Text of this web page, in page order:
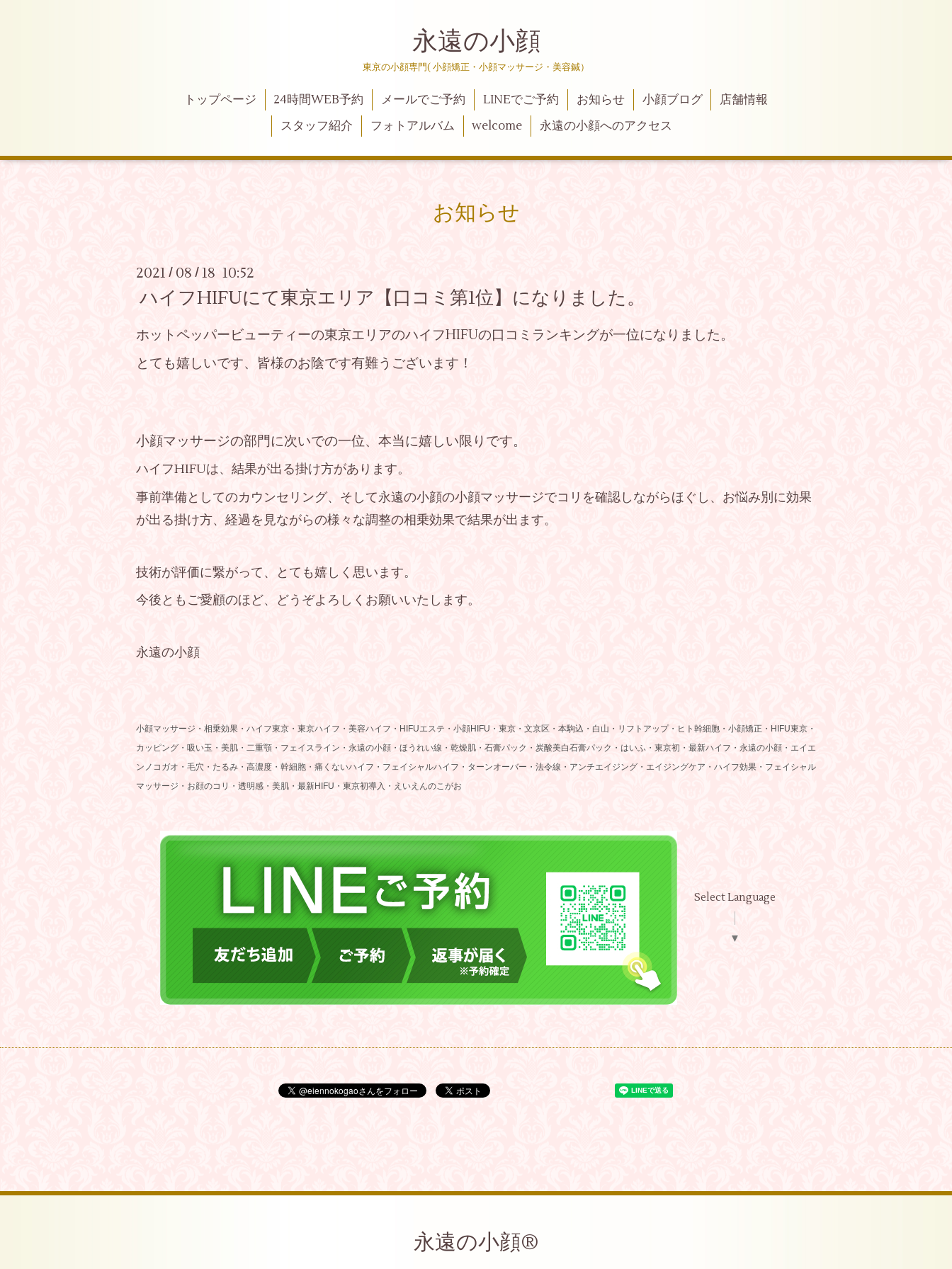
永遠の小顔
東京の小顔専門( 小顔矯正・小顔マッサージ・美容鍼）
トップページ 24時間WEB予約 メールでご予約 LINEでご予約 お知らせ 小顔ブログ
店舗情報
スタッフ紹介
フォトアルバム welcome 永遠の小顔へのアクセス
お知らせ
2021 / 08 / 18 10:52
ハイフHIFUにて東京エリア【口コミ第1位】になりました。
ホットペッパービューティーの東京エリアのハイフHIFUの口コミランキングが一位になりました。
とても嬉しいです、皆様のお陰です有難うございます！
小顔マッサージの部門に次いでの一位、本当に嬉しい限りです。
ハイフHIFUは、結果が出る掛け方があります。
事前準備としてのカウンセリング、そして永遠の小顔の小顔マッサージでコリを確認しながらほぐし、お悩み別に効果
が出る掛け方、経過を見ながらの様々な調整の相乗効果で結果が出ます。
技術が評価に繋がって、とても嬉しく思います。
今後ともご愛顧のほど、どうぞよろしくお願いいたします。
永遠の小顔
小顔マッサージ・相乗効果・ハイフ東京・東京ハイフ・美容ハイフ・HIFUエステ・小顔HIFU・東京・文京区・本駒込・白山・リフトアップ・ヒト幹細胞・小顔矯正・HIFU東京・
カッピング・吸い玉・美肌・二重顎・フェイスライン・永遠の小顔・ほうれい線・乾燥肌・石膏パック・炭酸美白石膏パック・はいふ・東京初・最新ハイフ・永遠の小顔・エイエ
ンノコガオ・毛穴・たるみ・高濃度・幹細胞・痛くないハイフ・フェイシャルハイフ・ターンオーバー・法令線・アンチエイジング・エイジングケア・ハイフ効果・フェイシャル
マッサージ・お顔のコリ・透明感・美肌・最新HIFU・東京初導入・えいえんのこがお
Select Language
▼
永遠の小顔®︎